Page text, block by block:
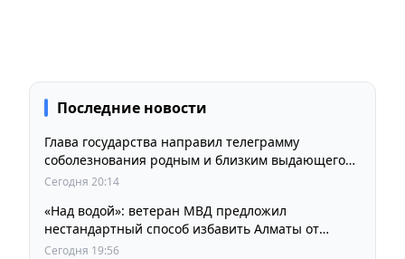
Последние новости
Глава государства направил телеграмму
соболезнования родным и близким выдающегося
кинорежиссера Ардака Амиркулова
Сегодня 20:14
«Над водой»: ветеран МВД предложил
нестандартный способ избавить Алматы от
пробок и смога
Сегодня 19:56